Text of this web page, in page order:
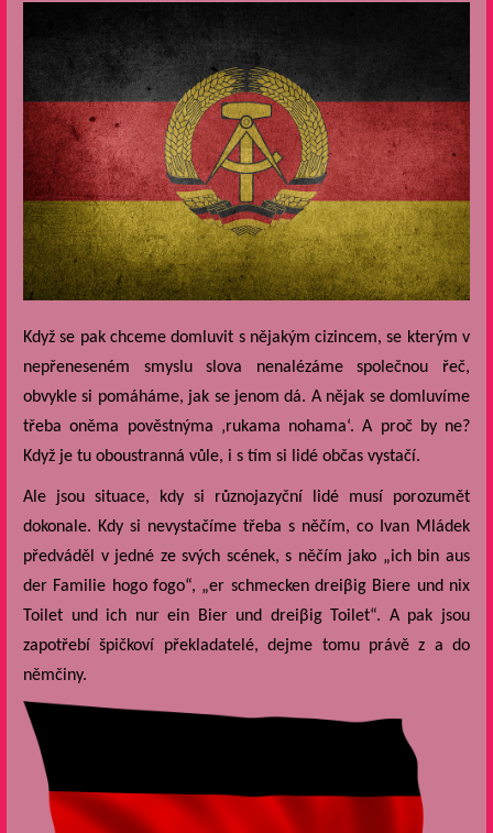
Když se pak chceme domluvit s nějakým cizincem, se kterým v
nepřeneseném smyslu slova nenalézáme společnou řeč,
obvykle si pomáháme, jak se jenom dá. A nějak se domluvíme
třeba oněma pověstnýma ‚rukama nohama‘. A proč by ne?
Když je tu oboustranná vůle, i s tím si lidé občas vystačí.
Ale jsou situace, kdy si různojazyční lidé musí porozumět
dokonale. Kdy si nevystačíme třeba s něčím, co Ivan Mládek
předváděl v jedné ze svých scének, s něčím jako „ich bin aus
der Familie hogo fogo“, „er schmecken dreiβig Biere und nix
Toilet und ich nur ein Bier und dreiβig Toilet“. A pak jsou
zapotřebí špičkoví překladatelé, dejme tomu právě z a do
němčiny.